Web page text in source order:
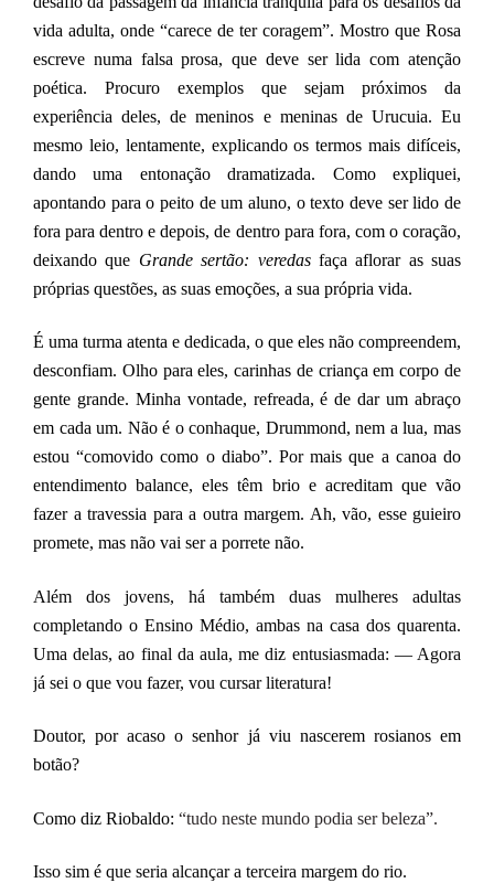
vida adulta, onde “carece de ter coragem”. Mostro que Rosa
escreve numa falsa prosa, que deve ser lida com atenção
poética. Procuro exemplos que sejam próximos da
experiência deles, de meninos e meninas de Urucuia. Eu
mesmo leio, lentamente, explicando os termos mais difíceis,
dando uma entonação dramatizada. Como expliquei,
apontando para o peito de um aluno, o texto deve ser lido de
fora para dentro e depois, de dentro para fora, com o coração,
deixando que Grande sertão: veredasfaçaafloraras suas
próprias questões, as suas emoções, a sua própria vida.
É uma turma atenta e dedicada, o que eles não compreendem,
desconfiam. Olho para eles, carinhas de criança em corpo de
gente grande. Minha vontade, refreada, é de dar um abraço
em cada um. Não é o conhaque, Drummond, nem a lua, mas
estou “comovido como o diabo”. Por mais que a canoa do
entendimento balance, eles têm brio e acreditam que vão
fazer a travessia para a outra margem. Ah, vão, esse guieiro
promete, mas não vai ser a porrete não.
Além dos jovens, há também duas mulheres adultas
completando o Ensino Médio, ambas na casa dos quarenta.
Uma delas, ao final da aula, me diz entusiasmada: — Agora
já sei o que vou fazer, vou cursar literatura!
Doutor, por acaso o senhor já viu nasceremrosianos em
botão?
Como diz Riobaldo: “tudo neste mundo podia ser beleza”.
Isso sim é que seria alcançar a terceira margem do rio.